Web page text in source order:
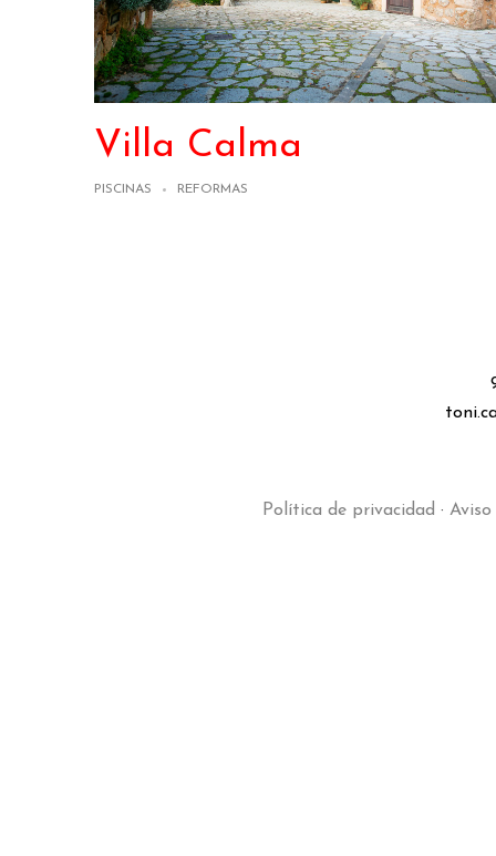
Villa Calma
PISCINAS REFORMAS
Política de privacidad ·